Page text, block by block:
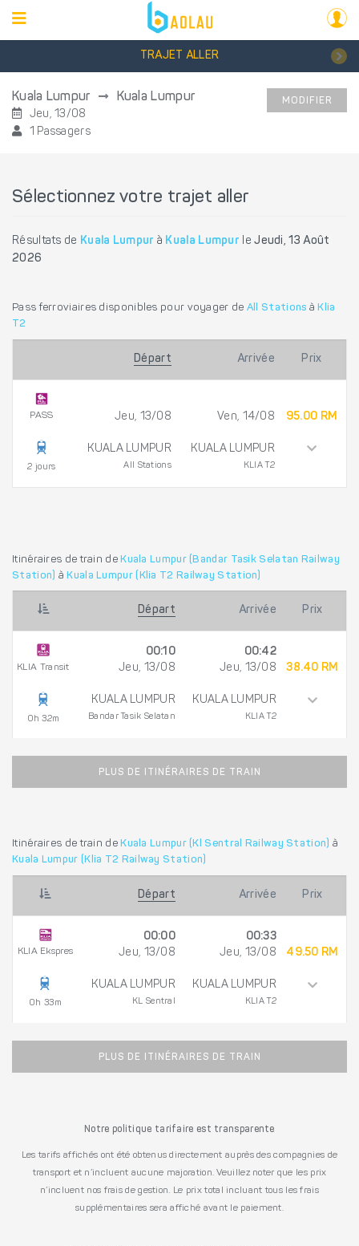
TRAJET ALLER
Kuala Lumpur Kuala Lumpur
Jeu, 13/08
1 Passagers
MODIFIER
Sélectionnez votre trajet aller
Résultats de Kuala Lumpur à Kuala Lumpur leJeudi, 13 Août
2026
Pass ferroviaires disponibles pour voyager de All Stations à Klia
T2
Départ Arrivée Prix
PASS
2 jours
Jeu, 13/08
KUALA LUMPUR
All Stations
Ven, 14/08
KUALA LUMPUR
KLIA T2
95.00 RM
Itinéraires de train de Kuala Lumpur (Bandar Tasik Selatan Railway
Station)
à Kuala Lumpur (Klia T2 Railway Station)
Départ Arrivée Prix
KLIA Transit
0h 32m
00:10
Jeu, 13/08
KUALA LUMPUR
Bandar Tasik Selatan
00:42
Jeu, 13/08
KUALA LUMPUR
KLIA T2
38.40 RM
PLUS DE ITINÉRAIRES DE TRAIN
Itinéraires de train de Kuala Lumpur (Kl Sentral Railway Station)
à
Kuala Lumpur (Klia T2 Railway Station)
Départ Arrivée Prix
KLIA Ekspres
0h 33m
00:00
Jeu, 13/08
KUALA LUMPUR
KL Sentral
00:33
Jeu, 13/08
KUALA LUMPUR
KLIA T2
49.50 RM
PLUS DE ITINÉRAIRES DE TRAIN
Notre politique tarifaire est transparente
Les tarifs affichés ont été obtenus directement auprès des compagnies de
transport et n’incluent aucune majoration. Veuillez noter que les prix
n’incluent nos frais de gestion. Le prix total incluant tous les frais
supplémentaires sera affiché avant le paiement.